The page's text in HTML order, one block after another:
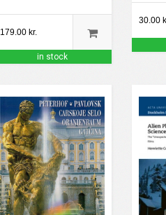
179.00 kr.
in stock
30.00